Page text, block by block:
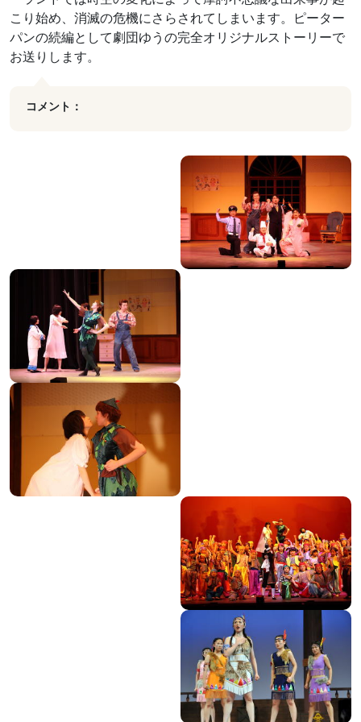
こり始め、消滅の危機にさらされてしまいます。ピーター
パンの続編として劇団ゆうの完全オリジナルストーリーで
お送りします。
コメント：